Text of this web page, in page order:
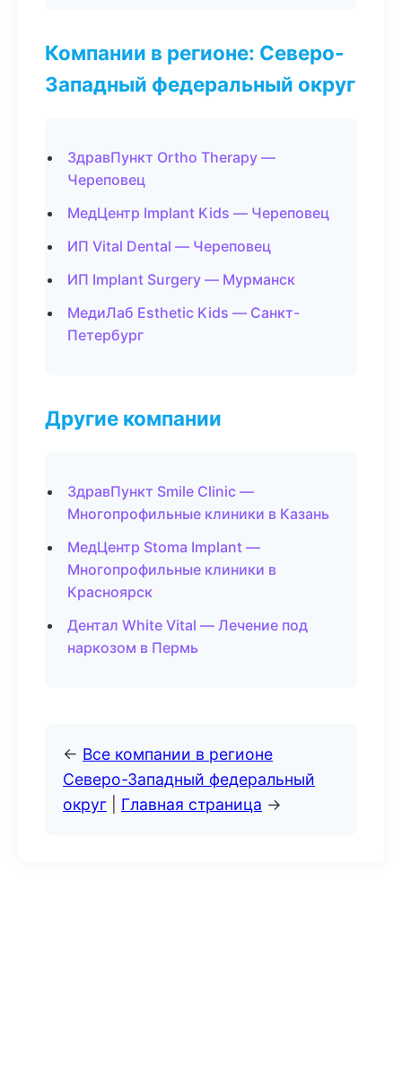
Компании в регионе: Северо-
Западный федеральный округ
ЗдравПункт Ortho Therapy —
Череповец
МедЦентр Implant Kids — Череповец
ИП Vital Dental — Череповец
ИП Implant Surgery — Мурманск
МедиЛаб Esthetic Kids — Санкт-
Петербург
Другие компании
ЗдравПункт Smile Clinic —
Многопрофильные клиники в Казань
МедЦентр Stoma Implant —
Многопрофильные клиники в
Красноярск
Дентал White Vital — Лечение под
наркозом в Пермь
← Все компании в регионе
Северо-Западный федеральный
округ
Главная страница →